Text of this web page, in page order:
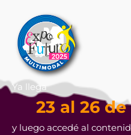
Ya llega
23 al 26
y luego accedé al